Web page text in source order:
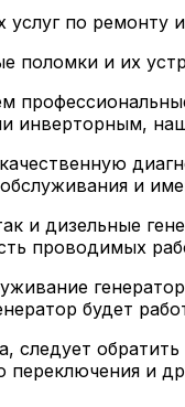
по ремонту
поломки и их
инверторным,
и
и дизельные
проводимых
будет
переключения и